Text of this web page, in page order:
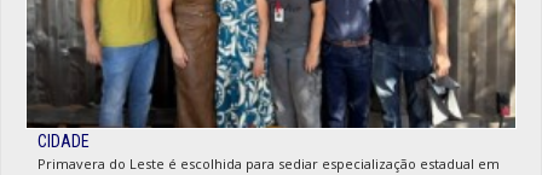
CIDADE
Primavera do Leste é escolhida para sediar especialização estadual em